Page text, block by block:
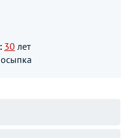
30 лет